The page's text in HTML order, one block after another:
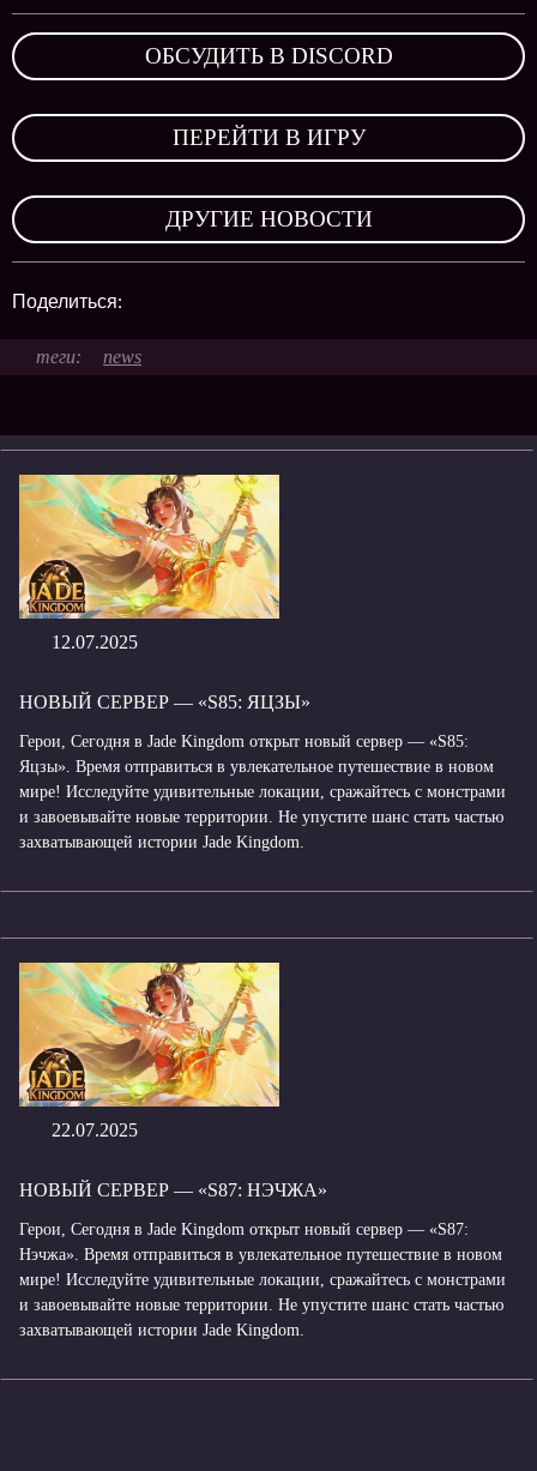
ОБСУДИТЬ В DISCORD
ПЕРЕЙТИ В ИГРУ
ДРУГИЕ НОВОСТИ
Поделиться:
news
12.07.2025
НОВЫЙ СЕРВЕР — «S85: ЯЦЗЫ»
Герои, Сегодня в Jade Kingdom открыт новый сервер — «S85:
Яцзы». Время отправиться в увлекательное путешествие в новом
мире! Исследуйте удивительные локации, сражайтесь с монстрами
и завоевывайте новые территории. Не упустите шанс стать частью
захватывающей истории Jade Kingdom.
22.07.2025
НОВЫЙ СЕРВЕР — «S87: НЭЧЖА»
Герои, Сегодня в Jade Kingdom открыт новый сервер — «S87:
Нэчжа». Время отправиться в увлекательное путешествие в новом
мире! Исследуйте удивительные локации, сражайтесь с монстрами
и завоевывайте новые территории. Не упустите шанс стать частью
захватывающей истории Jade Kingdom.